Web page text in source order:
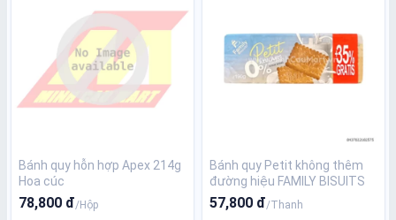
Bánh quy hỗn hợp Apex 214g
Hoa cúc
78,800 đ/Hộp
Bánh quy Petit không thêm
đường hiệu FAMILY BISUITS
190G
57,800 đ/Thanh